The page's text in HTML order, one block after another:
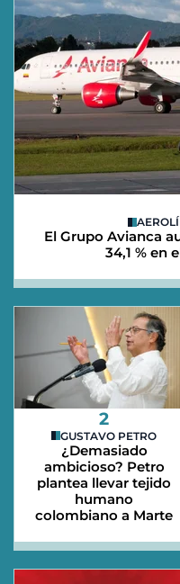
El Grupo Avianca
34,1 % en
2
GUSTAVO PETRO
¿Demasiado
ambicioso? Petro
plantea llevar tejido
humano
colombiano a Marte